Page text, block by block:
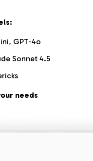
GPT-4o
Sonnet 4.5
needs